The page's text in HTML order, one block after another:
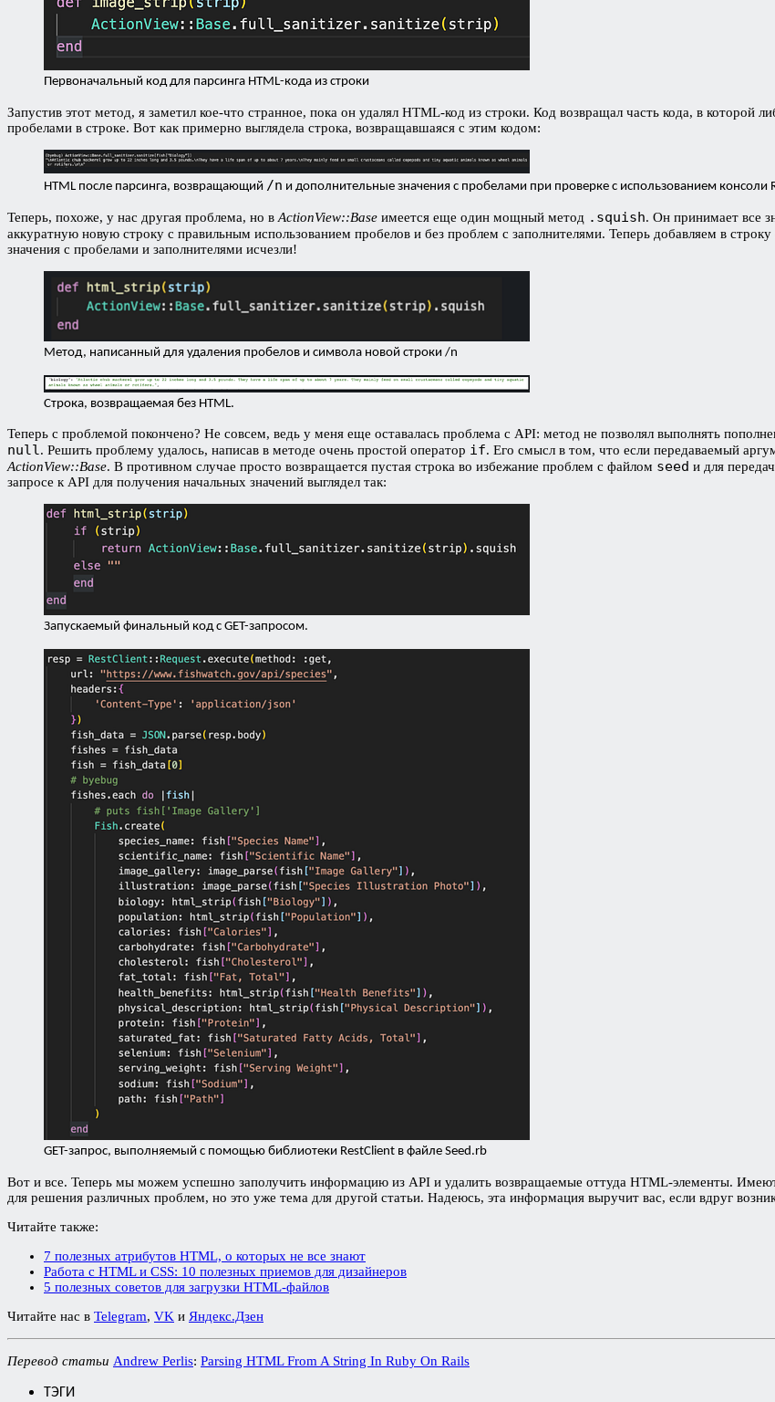
Первоначальный код для парсинга HTML-кода из строки
Запустив этот метод, я заметил кое-что странное, пока он удалял HTML-код из строки. Код возвращал часть кода, в которой
пробелами в строке. Вот как примерно выглядела строка, возвращавшаяся с этим кодом:
HTML после парсинга, возвращающий /n и дополнительные значения с пробелами при проверке с использованием консоли
Теперь, похоже, у нас другая проблема, но в ActionView::Base имеется еще один мощный метод .squish. Он принимает все
аккуратную новую строку с правильным использованием пробелов и без проблем с заполнителями. Теперь добавляем в
значения с пробелами и заполнителями исчезли!
Метод, написанный для удаления пробелов и символа новой строки /n
Строка, возвращаемая без HTML.
Теперь с проблемой покончено? Не совсем, ведь у меня еще оставалась проблема с API: метод не позволял выполнять
null. Решить проблему удалось, написав в методе очень простой оператор if. Его смысл в том, что если передаваемый
ActionView::Base. В противном случае просто возвращается пустая строка во избежание проблем с файлом seed и для
запросе к API для получения начальных значений выглядел так:
Запускаемый финальный код с GET-запросом.
GET-запрос, выполняемый с помощью библиотеки RestClient в файле Seed.rb
Вот и все. Теперь мы можем успешно заполучить информацию из API и удалить возвращаемые оттуда HTML-элементы.
для решения различных проблем, но это уже тема для другой статьи. Надеюсь, эта информация выручит вас, если вдруг
Читайте также:
7 полезных атрибутов HTML, о которых не все знают
Работа с HTML и CSS: 10 полезных приемов для дизайнеров
5 полезных советов для загрузки HTML-файлов
Читайте нас в Telegram, VK и Яндекс.Дзен
Перевод статьи Andrew Perlis: Parsing HTML From A String In Ruby On Rails
ТЭГИ